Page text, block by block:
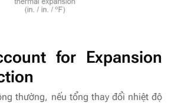
for Expansion
thường, nếu tổng thay đổi nhiệt độ